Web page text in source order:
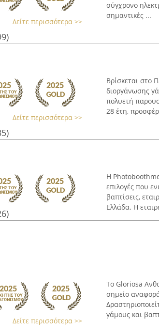
Δείτε περισσότερα >>
σύγχρονο
σημαντικές ...
Δείτε περισσότερα >>
Βρίσκεται στο
διοργάνωσης
πολυετή
28 έτη,
Η
επιλογές που
βαπτίσεις,
Ελλάδα. Η
Δείτε περισσότερα >>
Το Gloriosa
σημείο
γάμους και